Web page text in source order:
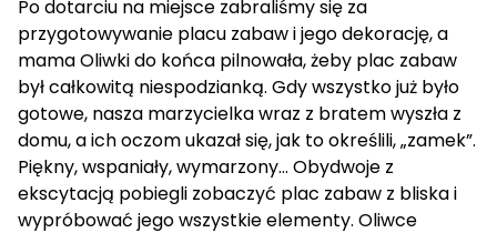
Po dotarciu na miejsce zabraliśmy się za
przygotowywanie placu zabaw i jego dekorację, a
mama Oliwki do końca pilnowała, żeby plac zabaw
był całkowitą niespodzianką. Gdy wszystko już było
gotowe, nasza marzycielka wraz z bratem wyszła z
domu, a ich oczom ukazał się, jak to określili, „zamek”.
Piękny, wspaniały, wymarzony… Obydwoje z
ekscytacją pobiegli zobaczyć plac zabaw z bliska i
wypróbować jego wszystkie elementy. Oliwce